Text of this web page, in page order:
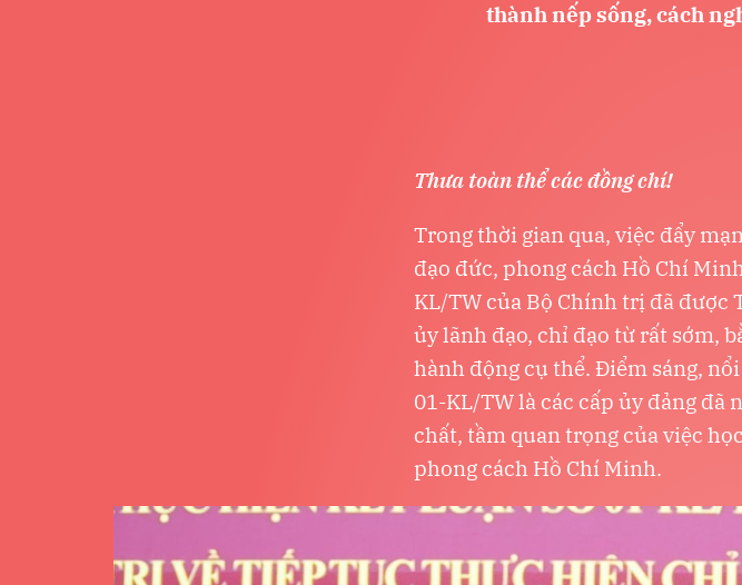
thành nếp sống, cách
Thưa toàn thể các đồng chí!
Trong thời gian qua, việc đẩy
đạo đức, phong cách Hồ Chí
KL/TW của Bộ Chính trị đã được
ủy lãnh đạo, chỉ đạo từ rất sớm,
hành động cụ thể. Điểm sáng,
01-KL/TW là các cấp ủy đảng đã
chất, tầm quan trọng của việc
phong cách Hồ Chí Minh.